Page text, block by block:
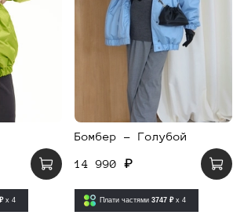
x 4
Бомбер - Голубой
14 990 ₽
Плати частями 3747 ₽ x 4